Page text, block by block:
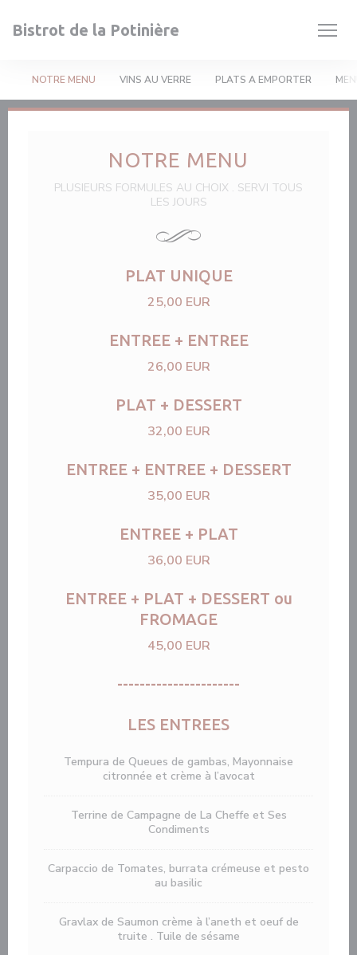
Bistrot de la Potinière
NOTRE MENU
PLUSIEURS FORMULES AU CHOIX . SERVI TOUS
LES JOURS
PLAT UNIQUE
25,00 EUR
ENTREE + ENTREE
26,00 EUR
PLAT + DESSERT
32,00 EUR
ENTREE + ENTREE + DESSERT
35,00 EUR
ENTREE + PLAT
36,00 EUR
ENTREE + PLAT + DESSERT ou
FROMAGE
45,00 EUR
----------------------
LES ENTREES
Tempura de Queues de gambas, Mayonnaise
citronnée et crème à l’avocat
Terrine de Campagne de La Cheffe et Ses
Condiments
Carpaccio de Tomates, burrata crémeuse et pesto
au basilic
Gravlax de Saumon crème à l’aneth et oeuf de
truite . Tuile de sésame
NOTRE MENU VINS AU VERRE PLATS A EMPORTER